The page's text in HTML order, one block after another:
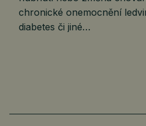
chronické onemocnění
diabetes či jiné…